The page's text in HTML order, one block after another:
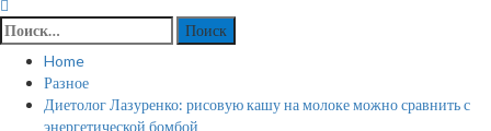
Найти:
Home
Разное
Диетолог Лазуренко: рисовую кашу на молоке можно сравнить с
энергетической бомбой